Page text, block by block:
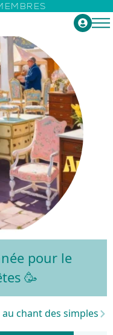
pour le
🥳
chant des simples